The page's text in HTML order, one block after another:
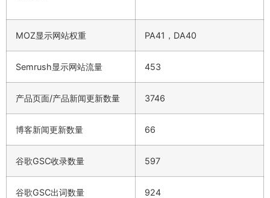
MOZ显示网站权重 PA41，DA40
Semrush显示网站流量 453
产品页面/产品新闻更新数量 3746
博客新闻更新数量 66
谷歌GSC收录数量 597
谷歌GSC出词数量 924